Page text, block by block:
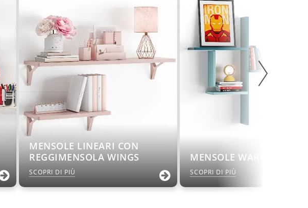
MENSOLE LINEARI CON
REGGIMENSOLA WINGS
SCOPRI DI PIÙ
MENSOLE WARP
SCOPRI DI PIÙ